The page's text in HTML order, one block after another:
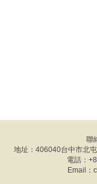
聯
地址：406040台中市北
電話：
Email：